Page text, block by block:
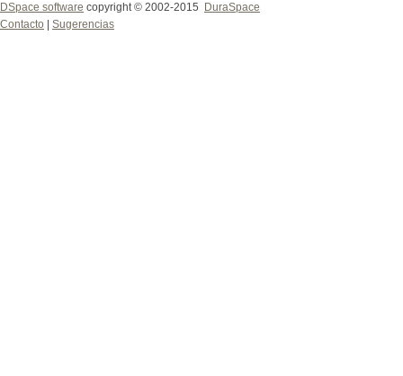
DSpace software copyright © 2002-2015
DuraSpace
Contacto
Sugerencias